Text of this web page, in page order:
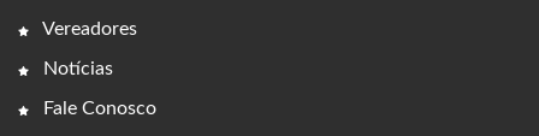
Vereadores
Notícias
Fale Conosco